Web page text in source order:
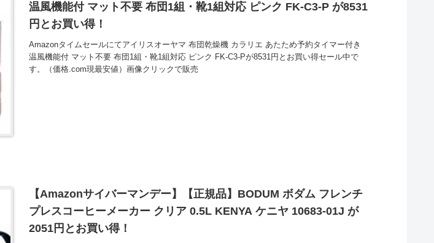
温風機能付 マット不要 布団1組・靴1組対応 ピンク FK-C3-P が8531
円とお買い得！
Amazonタイムセールにてアイリスオーヤマ 布団乾燥機 カラリエ あたため予約タイマー付き
温風機能付 マット不要 布団1組・靴1組対応 ピンク FK-C3-Pが8531円とお買い得セール中で
す。（価格.com現最安値）画像クリックで販売
【Amazonサイバーマンデー】【正規品】BODUM ボダム フレンチ
プレスコーヒーメーカー クリア 0.5L KENYA ケニヤ 10683-01J が
2051円とお買い得！